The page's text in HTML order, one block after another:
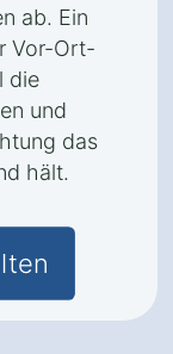
ab. Ein
Vor-Ort-
die
und
das
hält.